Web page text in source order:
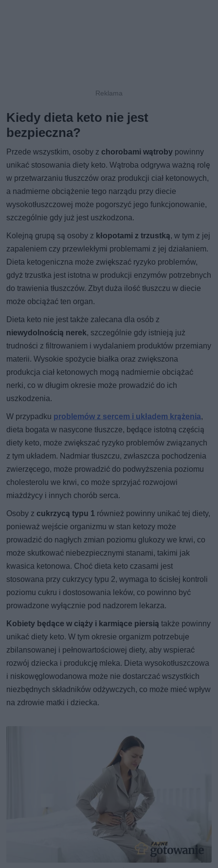
Kiedy dieta keto nie jest
bezpieczna?
Przede wszystkim, osoby z chorobami wątroby powinny
unikać stosowania diety keto. Wątroba odgrywa ważną rolę
w przetwarzaniu tłuszczów oraz produkcji ciał ketonowych,
a nadmierne obciążenie tego narządu przy diecie
wysokotłuszczowej może pogorszyć jego funkcjonowanie,
szczególnie gdy już jest uszkodzona.
Kolejną grupą są osoby z kłopotami z trzustką, w tym z jej
zapaleniem czy przewlekłymi problemami z jej działaniem.
Dieta ketogeniczna może zwiększać ryzyko problemów,
gdyż trzustka jest istotna w produkcji enzymów potrzebnych
do trawienia tłuszczów. Zbyt duża ilość tłuszczu w diecie
może obciążać ten organ.
Dieta keto nie jest także zalecana dla osób z
niewydolnością nerek, szczególnie gdy istnieją już
trudności z filtrowaniem i wydalaniem produktów przemiany
materii. Wysokie spożycie białka oraz zwiększona
produkcja ciał ketonowych mogą nadmiernie obciążać
nerki, co w długim okresie może prowadzić do ich
uszkodzenia.
W przypadku problemów z sercem i układem krążenia,
dieta bogata w nasycone tłuszcze, będące istotną częścią
diety keto, może zwiększać ryzyko problemów związanych
z tym układem. Nadmiar tłuszczu, zwłaszcza pochodzenia
zwierzęcego, może prowadzić do podwyższenia poziomu
cholesterolu we krwi, co może sprzyjać rozwojowi
miażdżycy i innych chorób serca.
Osoby z cukrzycą typu 1 również powinny unikać tej diety,
ponieważ wejście organizmu w stan ketozy może
prowadzić do nagłych zmian poziomu glukozy we krwi, co
może skutkować niebezpiecznymi stanami, takimi jak
kwasica ketonowa. Choć dieta keto czasami jest
stosowana przy cukrzycy typu 2, wymaga to ścisłej kontroli
poziomu cukru i dostosowania leków, co powinno być
prowadzone wyłącznie pod nadzorem lekarza.
Kobiety będące w ciąży i karmiące piersią także powinny
unikać diety keto. W tym okresie organizm potrzebuje
zbilansowanej i pełnowartościowej diety, aby wspierać
rozwój dziecka i produkcję mleka. Dieta wysokotłuszczowa
i niskowęglowodanowa może nie dostarczać wszystkich
niezbędnych składników odżywczych, co może mieć wpływ
na zdrowie matki i dziecka.